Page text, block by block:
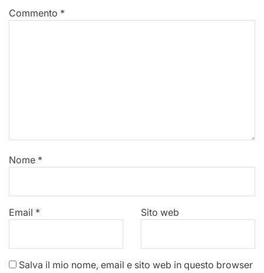
Commento *
Nome *
Email * Sito web
Salva il mio nome, email e sito web in questo browser